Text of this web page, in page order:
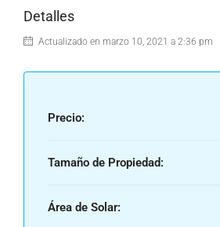
Detalles
Actualizado en marzo 10, 2021 a 2:36 pm
Precio:
Tamaño de Propiedad:
Área de Solar: